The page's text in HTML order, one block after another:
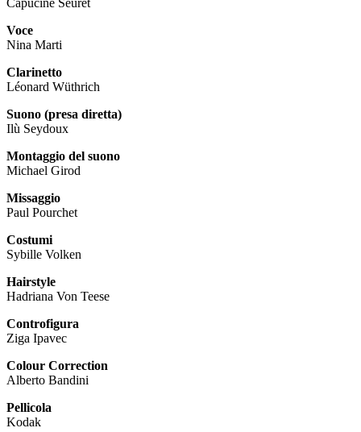
Voce
Nina Marti
Clarinetto
Léonard Wüthrich
Suono (presa diretta)
Ilù Seydoux
Montaggio del suono
Michael Girod
Missaggio
Paul Pourchet
Costumi
Sybille Volken
Hairstyle
Hadriana Von Teese
Controfigura
Ziga Ipavec
Colour Correction
Alberto Bandini
Pellicola
Kodak